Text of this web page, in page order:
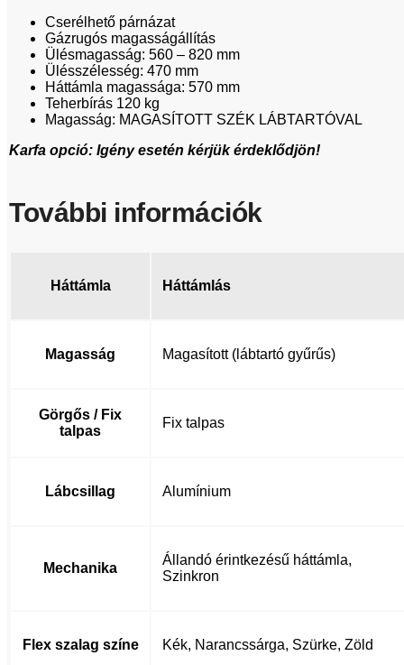
Cserélhető párnázat
Gázrugós magasságállítás
Ülésmagasság: 560 – 820 mm
Ülésszélesség: 470 mm
Háttámla magassága: 570 mm
Teherbírás 120 kg
Magasság: MAGASÍTOTT SZÉK LÁBTARTÓVAL
Karfa opció: Igény esetén kérjük érdeklődjön!
További információk
Háttámla Háttámlás
Magasság Magasított (lábtartó gyűrűs)
Görgős / Fix
talpas
Fix talpas
Lábcsillag Alumínium
Mechanika
Állandó érintkezésű háttámla,
Szinkron
Flex szalag színe Kék, Narancssárga, Szürke, Zöld